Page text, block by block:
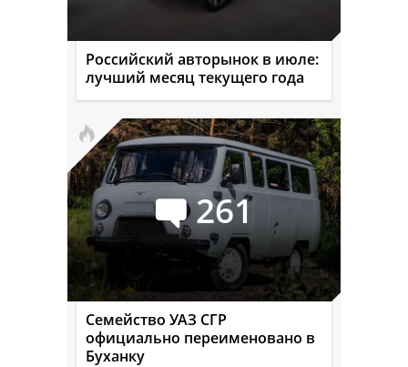
Российский авторынок в июле:
лучший месяц текущего года
261
Семейство УАЗ СГР
официально переименовано в
Буханку